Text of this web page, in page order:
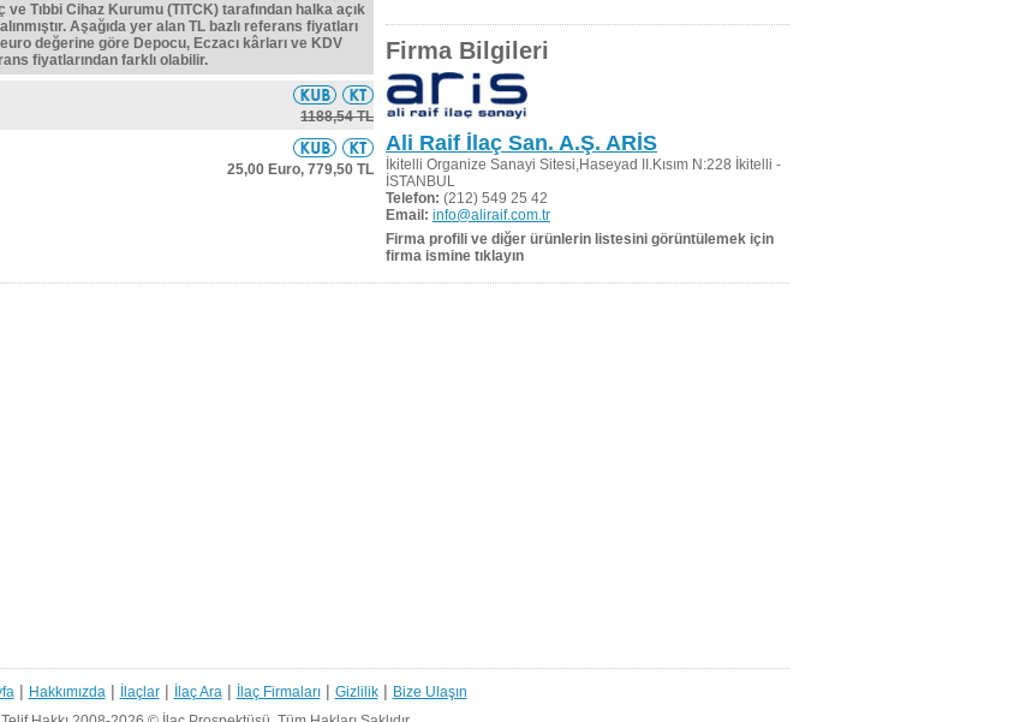
Tıbbi Cihaz Kurumu (TITCK) tarafından halka açık
Aşağıda yer alan TL bazlı referans fiyatları
değerine göre Depocu, Eczacı kârları ve KDV
fiyatlarından farklı olabilir.
1188,54 TL
25,00 Euro, 779,50 TL
Firma Bilgileri
Ali Raif İlaç San. A.Ş. ARİS
İkitelli Organize Sanayi Sitesi,Haseyad II.Kısım N:228 İkitelli -
İSTANBUL
Telefon: (212) 549 25 42
Email: info@aliraif.com.tr
Firma profili ve diğer ürünlerin listesini görüntülemek için
firma ismine tıklayın
| Hakkımızda | İlaçlar| İlaç Ara | İlaç Firmaları| Gizlilik| Bize Ulaşın